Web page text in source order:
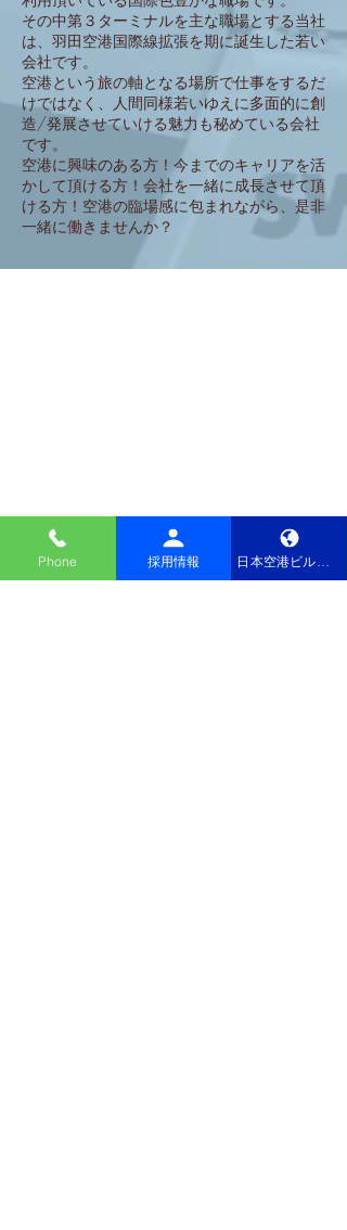
その中第３ターミナルを主な職場とする当社
は、羽田空港国際線拡張を期に誕生した若い
会社です。
空港という旅の軸となる場所で仕事をするだ
けではなく、人間同様若いゆえに多面的に創
造/発展させていける魅力も秘めている会社
です。
空港に興味のある方！今までのキャリアを活
かして頂ける方！会社を一緒に成長させて頂
ける方！空港の臨場感に包まれながら、是非
一緒に働きませんか？
Phone 採用情報